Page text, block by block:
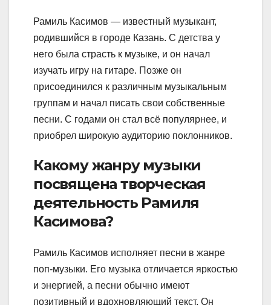
Рамиль Касимов — известный музыкант,
родившийся в городе Казань. С детства у
него была страсть к музыке, и он начал
изучать игру на гитаре. Позже он
присоединился к различным музыкальным
группам и начал писать свои собственные
песни. С годами он стал всё популярнее, и
приобрел широкую аудиторию поклонников.
Какому жанру музыки
посвящена творческая
деятельность Рамиля
Касимова?
Рамиль Касимов исполняет песни в жанре
поп-музыки. Его музыка отличается яркостью
и энергией, а песни обычно имеют
позитивный и вдохновляющий текст. Он